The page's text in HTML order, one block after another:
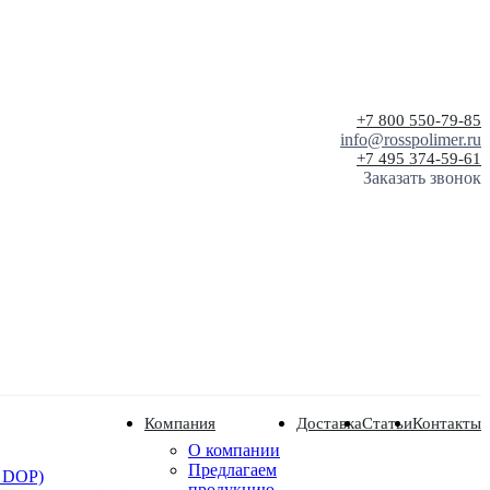
+7 800 550-79-85
info@rosspolimer.ru
+7 495 374-59-61
Заказать звонок
Компания
О компании
Предлагаем
ДоставкаСтатьиКонтакты